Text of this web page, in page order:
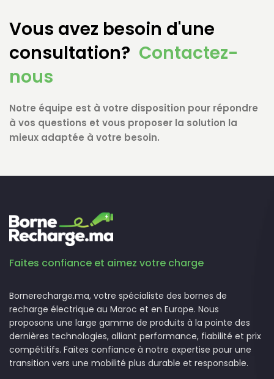
Vous avez besoin d'une
consultation? Contactez-
nous
Notre équipe est à votre disposition pour répondre
à vos questions et vous proposer la solution la
mieux adaptée à votre besoin.
Faites confiance et aimez votre charge
Bornerecharge.ma, votre spécialiste des bornes de
recharge électrique au Maroc et en Europe. Nous
proposons une large gamme de produits à la pointe des
dernières technologies, alliant performance, fiabilité et prix
compétitifs. Faites confiance à notre expertise pour une
transition vers une mobilité plus durable et responsable.